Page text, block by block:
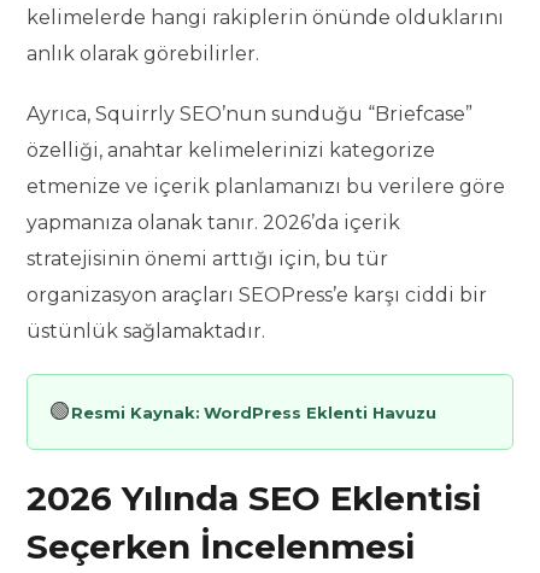
kelimelerde hangi rakiplerin önünde olduklarını
anlık olarak görebilirler.
Ayrıca, Squirrly SEO’nun sunduğu “Briefcase”
özelliği, anahtar kelimelerinizi kategorize
etmenize ve içerik planlamanızı bu verilere göre
yapmanıza olanak tanır. 2026’da içerik
stratejisinin önemi arttığı için, bu tür
organizasyon araçları SEOPress’e karşı ciddi bir
üstünlük sağlamaktadır.
🟢Resmi Kaynak: WordPress Eklenti Havuzu
2026 Yılında SEO Eklentisi
Seçerken İncelenmesi